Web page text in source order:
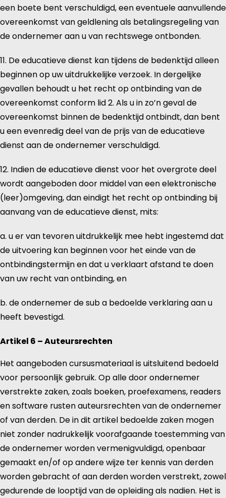
een boete bent verschuldigd, een eventuele aanvullende
overeenkomst van geldlening als betalingsregeling van
de ondernemer aan u van rechtswege ontbonden.
11. De educatieve dienst kan tijdens de bedenktijd alleen
beginnen op uw uitdrukkelijke verzoek. In dergelijke
gevallen behoudt u het recht op ontbinding van de
overeenkomst conform lid 2. Als u in zo’n geval de
overeenkomst binnen de bedenktijd ontbindt, dan bent
u een evenredig deel van de prijs van de educatieve
dienst aan de ondernemer verschuldigd.
12. Indien de educatieve dienst voor het overgrote deel
wordt aangeboden door middel van een elektronische
(leer)omgeving, dan eindigt het recht op ontbinding bij
aanvang van de educatieve dienst, mits:
a. u er van tevoren uitdrukkelijk mee hebt ingestemd dat
de uitvoering kan beginnen voor het einde van de
ontbindingstermijn en dat u verklaart afstand te doen
van uw recht van ontbinding, en
b. de ondernemer de sub a bedoelde verklaring aan u
heeft bevestigd.
Artikel 6 – Auteursrechten
Het aangeboden cursusmateriaal is uitsluitend bedoeld
voor persoonlijk gebruik. Op alle door ondernemer
verstrekte zaken, zoals boeken, proefexamens, readers
en software rusten auteursrechten van de ondernemer
of van derden. De in dit artikel bedoelde zaken mogen
niet zonder nadrukkelijk voorafgaande toestemming van
de ondernemer worden vermenigvuldigd, openbaar
gemaakt en/of op andere wijze ter kennis van derden
worden gebracht of aan derden worden verstrekt, zowel
gedurende de looptijd van de opleiding als nadien. Het is